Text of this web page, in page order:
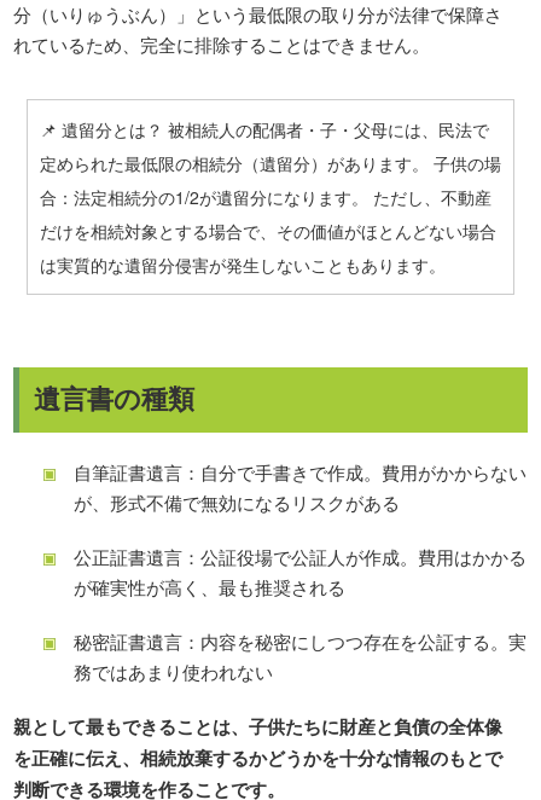
分（いりゅうぶん）」という最低限の取り分が法律で保障さ
れているため、完全に排除することはできません。
📌 遺留分とは？ 被相続人の配偶者・子・父母には、民法で
定められた最低限の相続分（遺留分）があります。 子供の場
合：法定相続分の1/2が遺留分になります。 ただし、不動産
だけを相続対象とする場合で、その価値がほとんどない場合
は実質的な遺留分侵害が発生しないこともあります。
遺言書の種類
自筆証書遺言：自分で手書きで作成。費用がかからない
が、形式不備で無効になるリスクがある
公正証書遺言：公証役場で公証人が作成。費用はかかる
が確実性が高く、最も推奨される
秘密証書遺言：内容を秘密にしつつ存在を公証する。実
務ではあまり使われない
親として最もできることは、子供たちに財産と負債の全体像
を正確に伝え、相続放棄するかどうかを十分な情報のもとで
判断できる環境を作ることです。